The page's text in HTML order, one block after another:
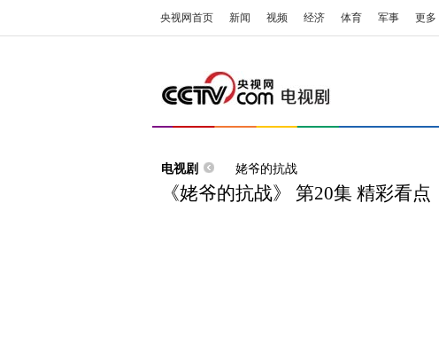
央视网首页 新闻 视频 经济 体育 军事 更多
电视剧 姥爷的抗战
《姥爷的抗战》 第20集 精彩看点